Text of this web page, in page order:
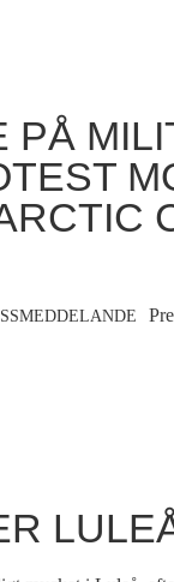
PÅ